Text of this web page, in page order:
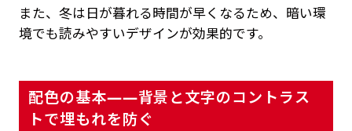
また、冬は日が暮れる時間が早くなるため、暗い環
境でも読みやすいデザインが効果的です。
配色の基本——背景と文字のコントラス
トで埋もれを防ぐ